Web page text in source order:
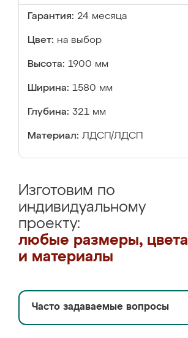
Гарантия: 24 месяца
Цвет: на выбор
Высота: 1900 мм
Ширина: 1580 мм
Глубина: 321 мм
Материал: ЛДСП/ЛДСП
Изготовим по
индивидуальному
проекту:
любые размеры, цвета
и материалы
Часто задаваемые вопросы